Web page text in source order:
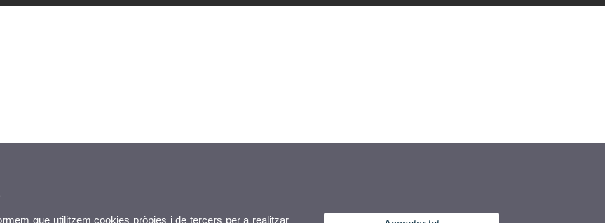
que utilitzem cookies pròpies i de tercers per a realitzar